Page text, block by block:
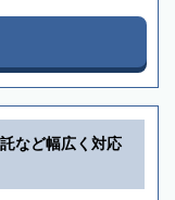
など幅広く対応